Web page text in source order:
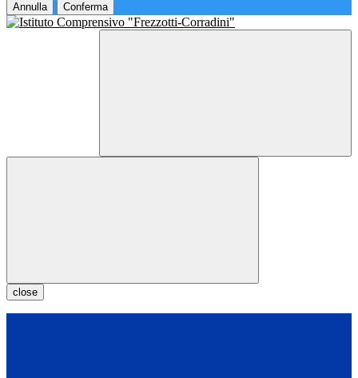
Annulla Conferma
close